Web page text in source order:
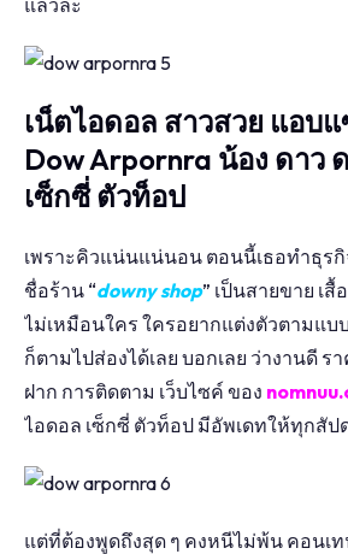
แล้วล่ะ
เน็ตไอดอล สาวสวย แอบ
Dow Arpornra น้อง ดาว
เซ็กซี่ ตัวท็อป
เพราะคิวแน่นแน่นอน ตอนนี้เธอทำธุรกิ
ชื่อร้าน “downy shop” เป็นสายขาย เ
ไม่เหมือนใคร ใครอยากแต่งตัวตามแบ
ก็ตามไปส่องได้เลย บอกเลย ว่างานดี
ฝาก การติดตาม เว็บไซค์ ของ
ไอดอล เซ็กซี่ ตัวท็อป มีอัพเดทให้ทุกสัป
แต่ที่ต้องพูดถึงสุด ๆ คงหนีไม่พ้น คอนเ